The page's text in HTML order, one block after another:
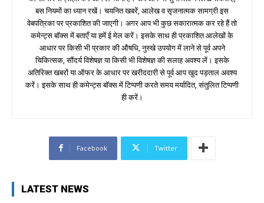
बस नियमों का ध्यान रखें। चयनित खबरें, आलेख व सृजनात्मक सामग्री इस
वेबपत्रिका पर प्रकाशित की जाएगी। अगर आप भी कुछ सकारात्मक कर रहे हैं तो
कमेन्ट्स बॉक्स में बताएँ या हमें ई मेल करें। इसके साथ ही प्रकाशित आलेखों के
आधार पर किसी भी प्रकार की औषधि, नुस्खे उपयोग में लाने से पूर्व अपने
चिकित्सक, सौंदर्य विशेषज्ञ या किसी भी विशेषज्ञ की सलाह अवश्य लें। इसके
अतिरिक्त खबरों या ऑफर के आधार पर खरीददारी से पूर्व आप खुद पड़ताल अवश्य
करें। इसके साथ ही कमेन्ट्स बॉक्स में टिप्पणी करते समय मर्यादित, संतुलित टिप्पणी
ही करें।
Facebook Twitter
LATEST NEWS